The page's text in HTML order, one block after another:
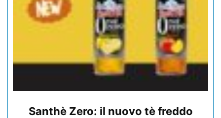
Santhè Zero: il nuovo tè freddo